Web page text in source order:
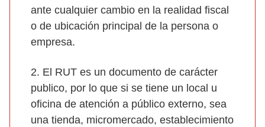
ante cualquier cambio en la realidad fiscal
o de ubicación principal de la persona o
empresa.
2. El RUT es un documento de carácter
publico, por lo que si se tiene un local u
oficina de atención a público externo, sea
una tienda, micromercado, establecimiento